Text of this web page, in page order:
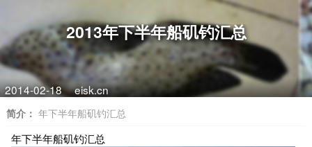
2013年下半年船矶钓汇总
2014-02-18 eisk.cn
简介： 年下半年船矶钓汇总
年下半年船矶钓汇总